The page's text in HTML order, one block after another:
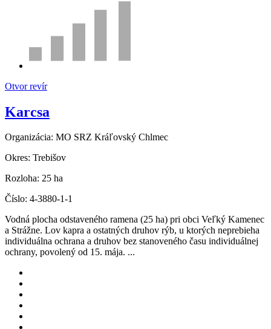
Otvor revír
Karcsa
Organizácia: MO SRZ Kráľovský Chlmec
Okres: Trebišov
Rozloha: 25 ha
Číslo: 4-3880-1-1
Vodná plocha odstaveného ramena (25 ha) pri obci Veľký Kamenec
a Strážne. Lov kapra a ostatných druhov rýb, u ktorých neprebieha
individuálna ochrana a druhov bez stanoveného času individuálnej
ochrany, povolený od 15. mája. ...